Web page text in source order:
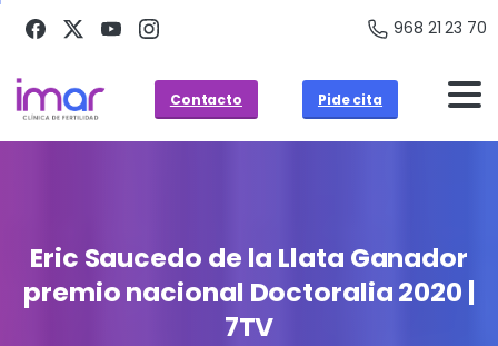
968 21 23 70
Contacto Pide cita
Eric Saucedo de la Llata Ganador
premionacional Doctoralia2020 |
7TV